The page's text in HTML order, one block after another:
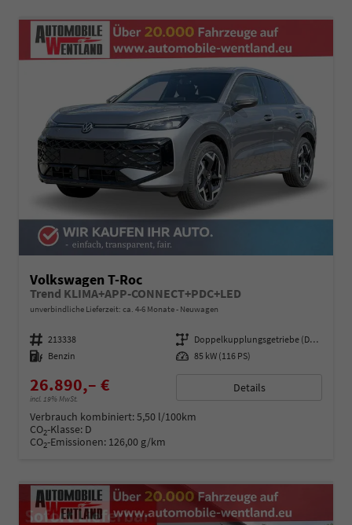
Volkswagen T-Roc
Trend KLIMA+APP-CONNECT+PDC+LED
unverbindliche Lieferzeit: ca. 4-6 Monate Neuwagen
Fahrzeugnummer 213338 Getriebe
Doppelkupplungsgetriebe (DSG)
Kraftstoff Benzin Leistung 85 kW (116 PS)
26.890,– €
incl. 19% MwSt.
Details
Verbrauch kombiniert:5,50 l/100km
CO2-Klasse: D
CO2-Emissionen: 126,00 g/km